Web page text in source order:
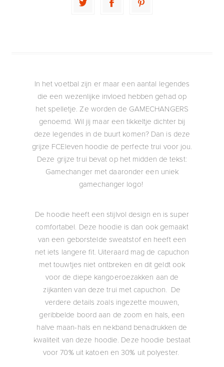
In het voetbal zijn er maar een aantal legendes
die een wezenlijke invloed hebben gehad op
het spelletje. Ze worden de GAMECHANGERS
genoemd. Wil jij maar een tikkeltje dichter bij
deze legendes in de buurt komen? Dan is deze
grijze FCEleven hoodie de perfecte trui voor jou.
Deze grijze trui bevat op het midden de tekst:
Gamechanger met daaronder een uniek
gamechanger logo!
De hoodie heeft een stijlvol design en is super
comfortabel. Deze hoodie is dan ook gemaakt
van een geborstelde sweatstof en heeft een
net iets langere fit. Uiteraard mag de capuchon
met touwtjes niet ontbreken en dit geldt ook
voor de diepe kangoeroezakken aan de
zijkanten van deze trui met capuchon. De
verdere details zoals ingezette mouwen,
geribbelde boord aan de zoom en hals, een
halve maan-hals en nekband benadrukken de
kwaliteit van deze hoodie. Deze hoodie bestaat
voor 70% uit katoen en 30% uit polyester.